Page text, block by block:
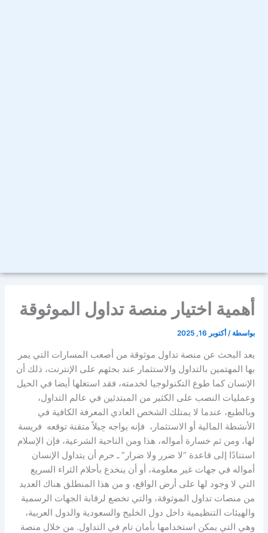
أهمية اختيار منصة تداول الموثوقة
بواسطة/أكتوبر 16, 2025
يعد البحث عن منصة تداول موثوقة من أصعب المسارات التي يمر
بها المهتمين بالتداول والاستثمار عند بحثهم على الإنترنت، ذلك أن
الإنسان كما طوع التكنولوجيا لخدمته، فقد استغلها أيضا في الحيل
وعمليات النصب على الكثير من المبتدئين في عالم التداول،
وبالطبع، عندما لا يمتلك الشخص العادي المعرفة الكافية في
الأنشطة المالية أو الاستثمار، فإنه يواجه حِيلاً متقنة توقعه فريسة
لها، ومن ثم خسارة أمواله، هذا ومن الناحية الشرعية، فإن الإسلام
استنادًا إلى قاعدة “لا ضرر ولا ضرار” ـ حرم أن يتداول الإنسان
أمواله في جهات غير معلومة، أو أن ينخدع بأحلام الثراء السريع
التي لا وجود لها على أرض الواقع، و من هذا المنطلق هناك العديد
من منصات تداول الموثوقة، والتي تخضع لرقابة الجهات الرسمية
والهيئات التنظيمية داخل دول الخليج والسعودية والدول العربية،
وهي التي يمكن استخدامها بأمان تام في التداول. من خلال منصة